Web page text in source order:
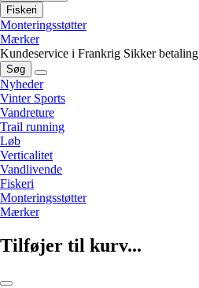
Fiskeri
Monteringsstøtter
Mærker
Kundeservice i Frankrig Sikker betaling
Søg
Nyheder
Vinter Sports
Vandreture
Trail running
Løb
Verticalitet
Vandlivende
Fiskeri
Monteringsstøtter
Mærker
Tilføjer til kurv...